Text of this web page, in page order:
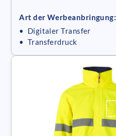
Art der Werbeanbringung:
• Digitaler Transfer
• Transferdruck